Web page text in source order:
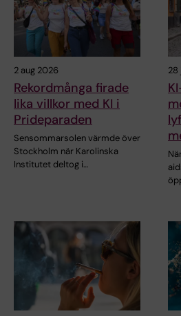
2 aug 2026
Rekordmånga firade
lika villkor med KI i
Prideparaden
Sensommarsolen värmde över
Stockholm när Karolinska
Institutet deltog i…
28